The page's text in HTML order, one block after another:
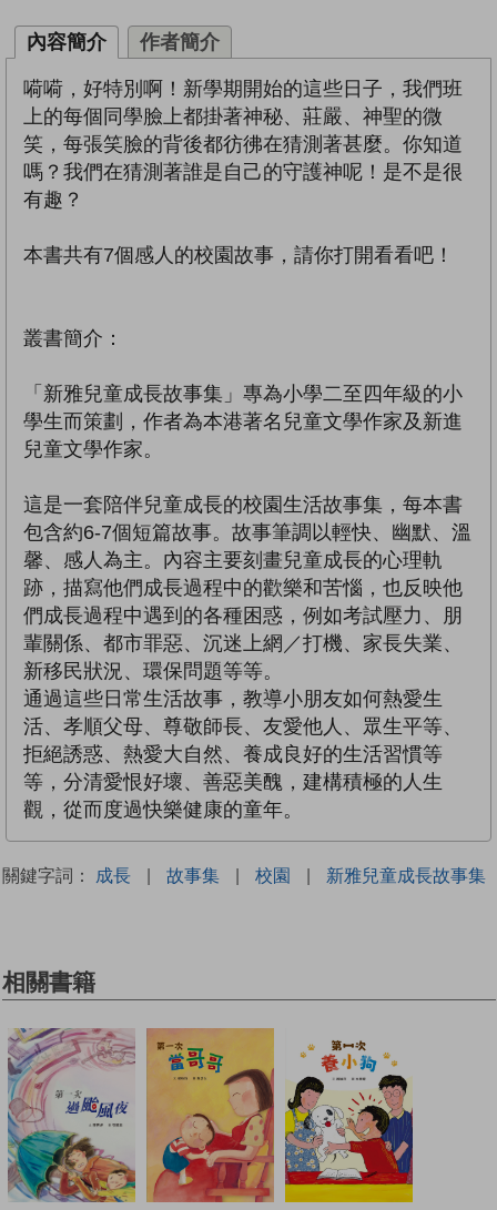
內容簡介 作者簡介
嗬嗬，好特別啊！新學期開始的這些日子，我們班
上的每個同學臉上都掛著神秘、莊嚴、神聖的微
笑，每張笑臉的背後都彷彿在猜測著甚麼。你知道
嗎？我們在猜測著誰是自己的守護神呢！是不是很
有趣？
本書共有7個感人的校園故事，請你打開看看吧！
叢書簡介：
「新雅兒童成長故事集」專為小學二至四年級的小
學生而策劃，作者為本港著名兒童文學作家及新進
兒童文學作家。
這是一套陪伴兒童成長的校園生活故事集，每本書
包含約6-7個短篇故事。故事筆調以輕快、幽默、溫
馨、感人為主。內容主要刻畫兒童成長的心理軌
跡，描寫他們成長過程中的歡樂和苦惱，也反映他
們成長過程中遇到的各種困惑，例如考試壓力、朋
輩關係、都市罪惡、沉迷上網／打機、家長失業、
新移民狀況、環保問題等等。
通過這些日常生活故事，教導小朋友如何熱愛生
活、孝順父母、尊敬師長、友愛他人、眾生平等、
拒絕誘惑、熱愛大自然、養成良好的生活習慣等
等，分清愛恨好壞、善惡美醜，建構積極的人生
觀，從而度過快樂健康的童年。
關鍵字詞： 成長 | 故事集 | 校園 | 新雅兒童成長故事集
相關書籍